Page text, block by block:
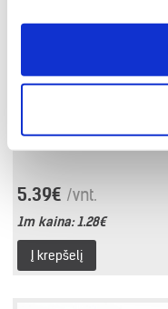
42x42x4200
Kalibruotas
5.39€ /vnt.
1m kaina:1.28€
Į krepšelį